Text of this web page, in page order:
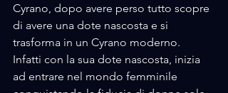
Cyrano, dopo avere perso tutto scopre
di avere una dote nascosta e si
trasforma in un Cyrano moderno.
Infatti con la sua dote nascosta, inizia
ad entrare nel mondo femminile